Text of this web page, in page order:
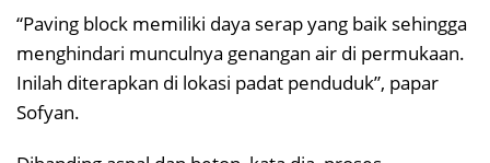
“Paving block memiliki daya serap yang baik sehingga
menghindari munculnya genangan air di permukaan.
Inilah diterapkan di lokasi padat penduduk”, papar
Sofyan.